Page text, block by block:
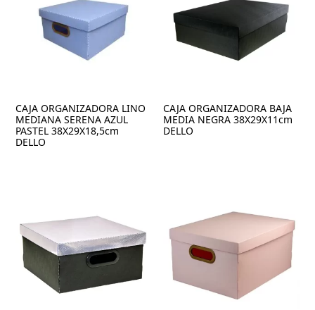
CAJA ORGANIZADORA LINO
MEDIANA SERENA AZUL
PASTEL 38X29X18,5cm
DELLO
CAJA ORGANIZADORA BAJA
MEDIA NEGRA 38X29X11cm
DELLO